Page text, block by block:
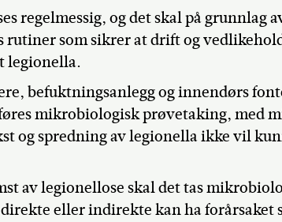
regelmessig, og det skal på grunnlag
rutiner som sikrer at drift og
legionella.
befuktningsanlegg og innendørs
mikrobiologisk prøvetaking, med
og spredning av legionella ikke vil
av legionellose skal det tas
eller indirekte kan ha forårsaket